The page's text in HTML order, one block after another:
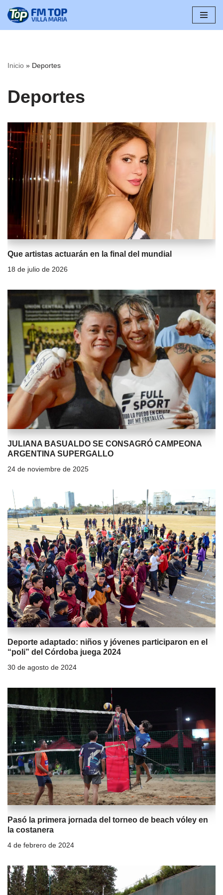
Inicio » Deportes
Deportes
Que artistas actuarán en la final del mundial
18 de julio de 2026
JULIANA BASUALDO SE CONSAGRÓ CAMPEONA
ARGENTINA SUPERGALLO
24 de noviembre de 2025
Deporte adaptado: niños y jóvenes participaron en el
“poli” del Córdoba juega 2024
30 de agosto de 2024
Pasó la primera jornada del torneo de beach vóley en
la costanera
4 de febrero de 2024